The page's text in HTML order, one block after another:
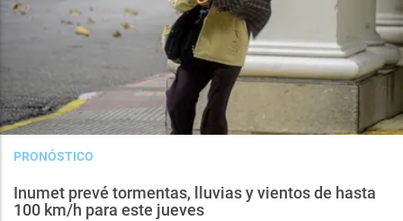
PRONÓSTICO
Inumet prevé tormentas, lluvias y vientos de hasta
100 km/h para este jueves